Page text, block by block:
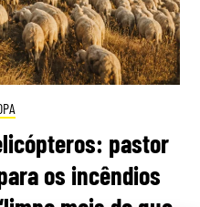
pastor
os incêndios